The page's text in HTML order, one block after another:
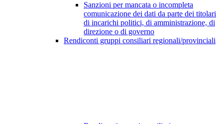
Sanzioni per mancata o incompleta
comunicazione dei dati da parte dei titolari
di incarichi politici, di amministrazione, di
direzione o di governo
Rendiconti gruppi consiliari regionali/provinciali